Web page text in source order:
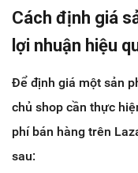
Cách định giá
lợi nhuận hiệu
Để định giá một sản
chủ shop cần thực
phí bán hàng trên
sau: